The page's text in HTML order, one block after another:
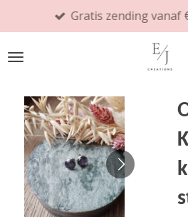
direct
naar
hoofdinhoud
Gratis zending vanaf